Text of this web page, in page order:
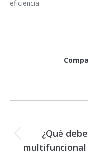
eficiencia.
Navegación
publicaciones
¿Qué
multifuncional